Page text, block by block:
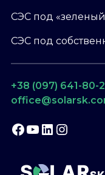
СЭС под
СЭС под
+38 (097) 641-80-
Facebook
YouTube
LinkedIn